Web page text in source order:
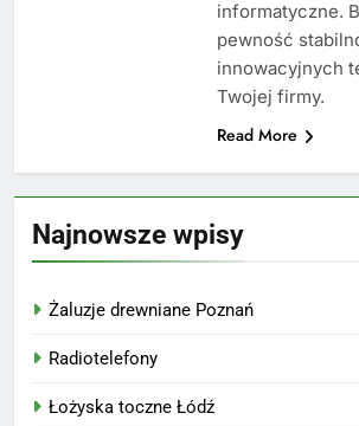
informatyczne.
pewność
innowacyjnych
Twojej firmy.
Read More
Najnowsze wpisy
Żaluzje drewniane Poznań
Radiotelefony
Łożyska toczne Łódź